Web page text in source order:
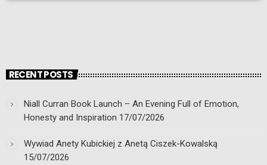
RECENT POSTS
Niall Curran Book Launch – An Evening Full of Emotion,
Honesty and Inspiration 17/07/2026
Wywiad Anety Kubickiej z Anetą Ciszek-Kowalską
15/07/2026